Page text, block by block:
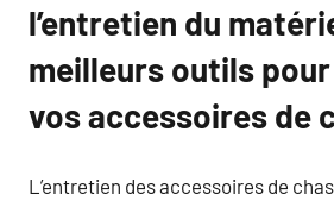
l’entretien du
meilleurs outils
vos accessoires de
L’entretien des accessoires de